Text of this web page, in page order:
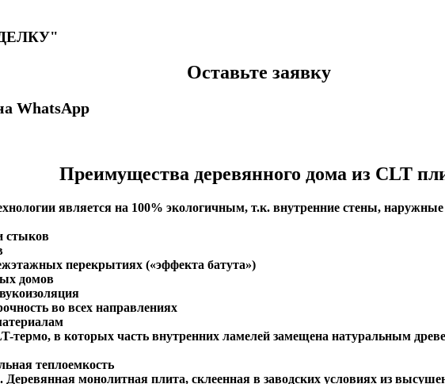
Оставьте заявку
WhatsApp
Преимущества деревянного дома из CLT
является на 100% экологичным, т.к. внутренние стены,
стыков
перекрытиях («эффекта батута»)
домов
во всех направлениях
термо, в которых часть внутренних ламелей замещена натуральным
теплоемкость
Деревянная монолитная плита, склеенная в заводских условиях из